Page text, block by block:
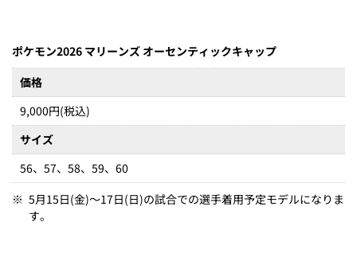
ポケモン2026 マリーンズ オーセンティックキャップ
価格
9,000円(税込)
サイズ
56、57、58、59、60
※ 5月15日(金)～17日(日)の試合での選手着用予定モデルになりま
す。